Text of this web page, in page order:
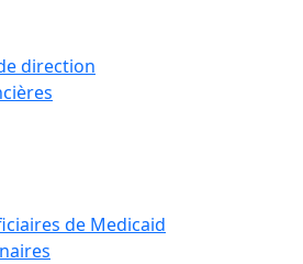
direction
de Medicaid